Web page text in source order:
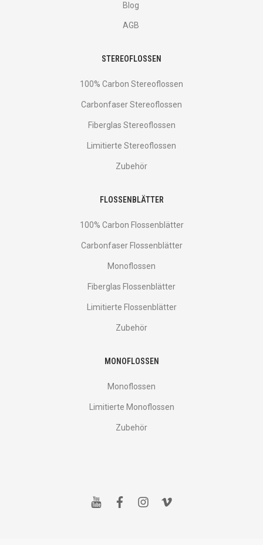
Blog
AGB
STEREOFLOSSEN
100% Carbon Stereoflossen
Carbonfaser Stereoflossen
Fiberglas Stereoflossen
Limitierte Stereoflossen
Zubehör
FLOSSENBLÄTTER
100% Carbon Flossenblätter
Carbonfaser Flossenblätter
Monoflossen
Fiberglas Flossenblätter
Limitierte Flossenblätter
Zubehör
MONOFLOSSEN
Monoflossen
Limitierte Monoflossen
Zubehör
y f i v